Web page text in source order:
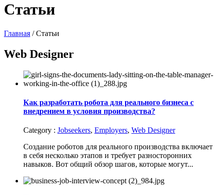
Статьи
Главная /Статьи
Web Designer
Как разработать робота для реального бизнеса с
внедрением в условия производства?
Category : Jobseekers, Employers, Web Designer
Создание роботов для реального производства включает
в себя несколько этапов и требует разносторонних
навыков. Вот общий обзор шагов, которые могут...